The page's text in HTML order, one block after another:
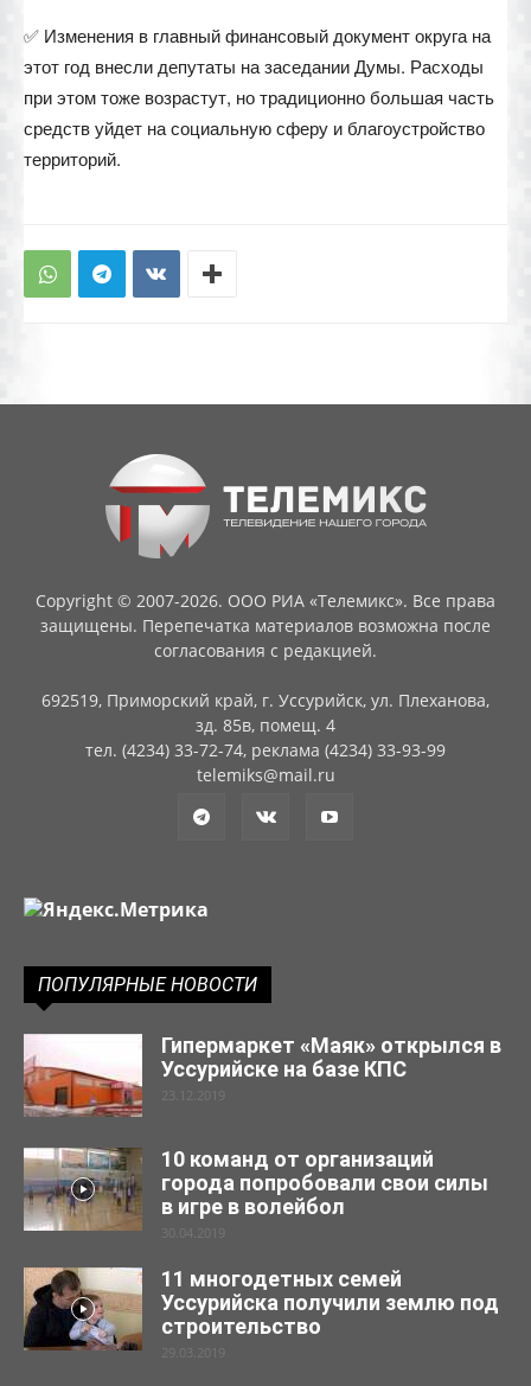
✅ Изменения в главный финансовый документ округа на
этот год внесли депутаты на заседании Думы. Расходы
при этом тоже возрастут, но традиционно большая часть
средств уйдет на социальную сферу и благоустройство
территорий.
Copyright © 2007-2026. ООО РИА «Телемикс». Все права
защищены. Перепечатка материалов возможна после
согласования с редакцией.
692519, Приморский край, г. Уссурийск, ул. Плеханова,
зд. 85в, помещ. 4
тел. (4234) 33-72-74, реклама (4234) 33-93-99
telemiks@mail.ru
ПОПУЛЯРНЫЕ НОВОСТИ
Гипермаркет «Маяк» открылся в
Уссурийске на базе КПС
23.12.2019
10 команд от организаций
города попробовали свои силы
в игре в волейбол
30.04.2019
11 многодетных семей
Уссурийска получили землю под
строительство
29.03.2019